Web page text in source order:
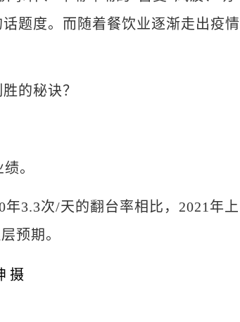
题度。而随着餐饮业逐渐走出疫情
的秘诀？
。
3.3次/天的翻台率相比，2021年上
预期。